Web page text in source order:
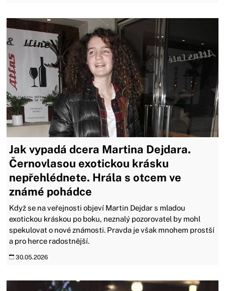
Jak vypadá dcera Martina Dejdara.
Černovlasou exotickou krásku
nepřehlédnete. Hrála s otcem ve
známé pohádce
Když se na veřejnosti objeví Martin Dejdar s mladou
exotickou kráskou po boku, neznalý pozorovatel by mohl
spekulovat o nové známosti. Pravda je však mnohem prostší
a pro herce radostnější.
30.05.2026